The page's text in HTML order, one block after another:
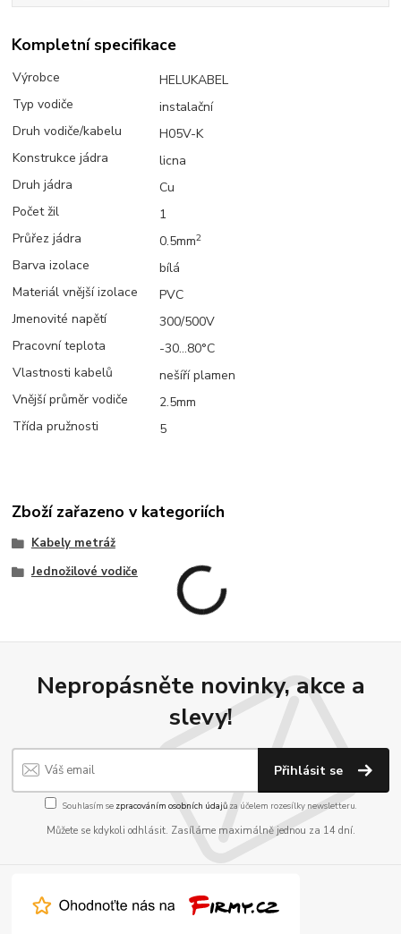
Kompletní specifikace
Výrobce
HELUKABEL
Typ vodiče
instalační
Druh vodiče/kabelu
H05V-K
Konstrukce jádra
licna
Druh jádra
Cu
Počet žil
1
Průřez jádra
0.5mm2
Barva izolace
bílá
Materiál vnější izolace
PVC
Jmenovité napětí
300/500V
Pracovní teplota
-30...80°C
Vlastnosti kabelů
nešíří plamen
Vnější průměr vodiče
2.5mm
Třída pružnosti
5
Zboží zařazeno v kategoriích
Kabely metráž
Jednožilové vodiče
Nepropásněte novinky, akce a
slevy!
Přihlásit se
Souhlasím se zpracováním osobních údajůza účelem rozesílky newsletteru.
Můžete se kdykoli odhlásit. Zasíláme maximálně jednou za 14 dní.